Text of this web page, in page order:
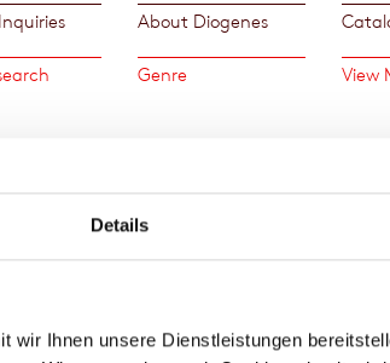
Details
wir Ihnen unsere Dienstleistungen
About Diogenes
Genre View
a